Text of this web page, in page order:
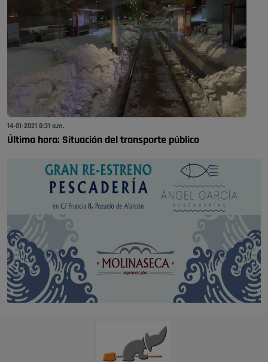
14-01-2021 8:31 a.m.
Última hora: Situación del transporte público